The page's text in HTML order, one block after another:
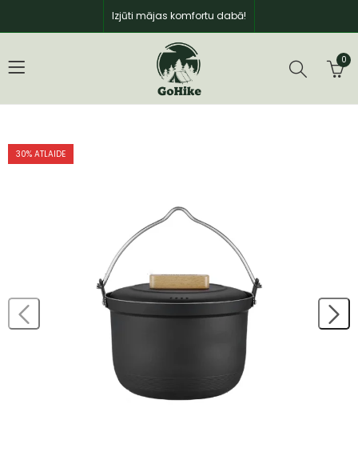
Izjūti mājas komfortu dabā!
0
30% ATLAIDE